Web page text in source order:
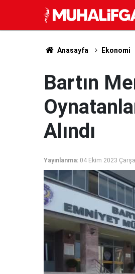
Anasayfa Ekonomi
Bartın
Alındı
Yayınlanma: 04 Ekim 2023